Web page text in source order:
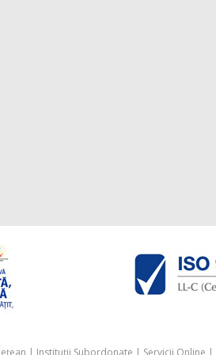
| Instituții Subordonate | Servicii Online |